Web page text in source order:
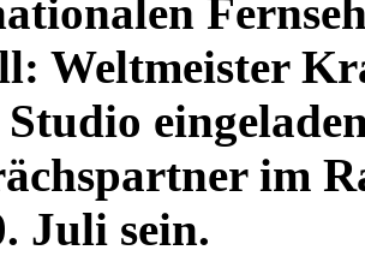
Weltmeister
im
Juli sein.